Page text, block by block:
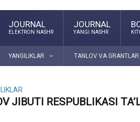
JOURNAL
ELEKTRON NASHR
JOURNAL
YANGI NASHR
YANGILIKLAR TANLOV VA GRANTLAR
JIBUTI RESPUBLIKASI